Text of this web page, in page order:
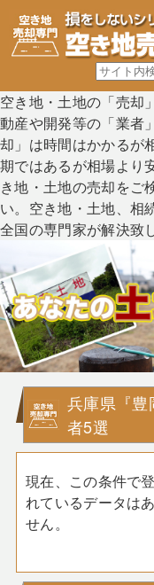
空き地・土地の「売却
動産や開発等の「業者
却」は時間はかかるが
期ではあるが相場より
き地・土地の売却をご
い。空き地・土地、相
全国の専門家が解決致
兵庫県『豊
者5選
現在、この条件で
れているデータは
せん。